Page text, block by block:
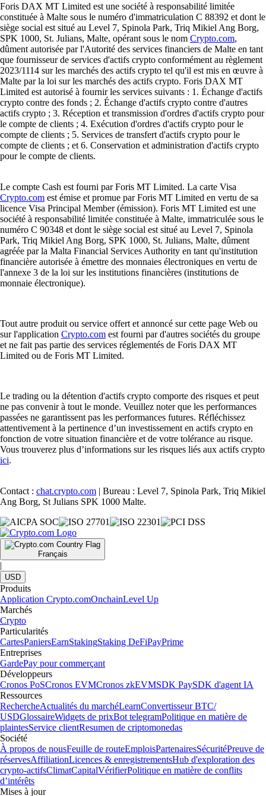
Foris DAX MT Limited est une société à responsabilité limitée
constituée à Malte sous le numéro d'immatriculation C 88392 et dont le
siège social est situé au Level 7, Spinola Park, Triq Mikiel Ang Borg,
SPK 1000, St. Julians, Malte, opérant sous le nom Crypto.com,
dûment autorisée par l'Autorité des services financiers de Malte en tant
que fournisseur de services d'actifs crypto conformément au règlement
2023/1114 sur les marchés des actifs crypto tel qu'il est mis en œuvre à
Malte par la loi sur les marchés des actifs crypto. Foris DAX MT
Limited est autorisé à fournir les services suivants : 1. Échange d'actifs
crypto contre des fonds ; 2. Échange d'actifs crypto contre d'autres
actifs crypto ; 3. Réception et transmission d'ordres d'actifs crypto pour
le compte de clients ; 4. Exécution d'ordres d'actifs crypto pour le
compte de clients ; 5. Services de transfert d'actifs crypto pour le
compte de clients ; et 6. Conservation et administration d'actifs crypto
pour le compte de clients.
Le compte Cash est fourni par Foris MT Limited. La carte Visa
Crypto.com est émise et promue par Foris MT Limited en vertu de sa
licence Visa Principal Member (émission). Foris MT Limited est une
société à responsabilité limitée constituée à Malte, immatriculée sous le
numéro C 90348 et dont le siège social est situé au Level 7, Spinola
Park, Triq Mikiel Ang Borg, SPK 1000, St. Julians, Malte, dûment
agréée par la Malta Financial Services Authority en tant qu'institution
financière autorisée à émettre des monnaies électroniques en vertu de
l'annexe 3 de la loi sur les institutions financières (institutions de
monnaie électronique).
Tout autre produit ou service offert et annoncé sur cette page Web ou
sur l'application Crypto.com est fourni par d'autres sociétés du groupe
et ne fait pas partie des services réglementés de Foris DAX MT
Limited ou de Foris MT Limited.
Le trading ou la détention d'actifs crypto comporte des risques et peut
ne pas convenir à tout le monde. Veuillez noter que les performances
passées ne garantissent pas les performances futures. Réfléchissez
attentivement à la pertinence d’un investissement en actifs crypto en
fonction de votre situation financière et de votre tolérance au risque.
Vous trouverez plus d’informations sur les risques liés aux actifs crypto
ici.
Contact : chat.crypto.com | Bureau : Level 7, Spinola Park, Triq Mikiel
Ang Borg, St Julians SPK 1000 Malte.
Français
|
USD
Produits
Application Crypto.comOnchainLevel Up
Marchés
Crypto
Particularités
CartesPaniersEarnStakingStaking DeFiPayPrime
Entreprises
GardePay pour commerçant
Développeurs
Cronos PoSCronos EVMCronos zkEVMSDK PaySDK d'agent IA
Ressources
RechercheActualités du marchéLearnConvertisseur BTC/
USDGlossaireWidgets de prixBot telegramPolitique en matière de
plaintesService clientResumen de criptomonedas
Société
À propos de nousFeuille de routeEmploisPartenairesSécuritéPreuve de
réservesAffiliationLicences & enregistrementsHub d'exploration des
crypto-actifsClimatCapitalVérifierPolitique en matière de conflits
d’intérêts
Mises à jour